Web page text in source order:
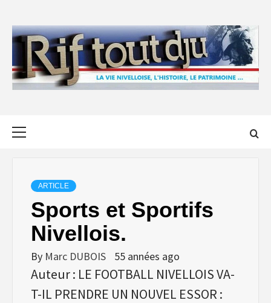
content
ARTICLE
Sports et Sportifs
Nivellois.
By Marc DUBOIS 55 années ago
Auteur : LE FOOTBALL NIVELLOIS VA-
T-IL PRENDRE UN NOUVEL ESSOR :